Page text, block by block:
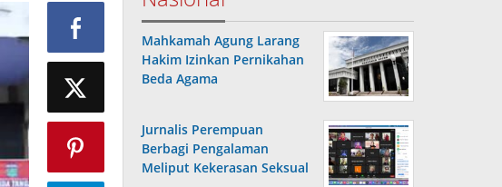
Mahkamah Agung Larang
Hakim Izinkan Pernikahan
Beda Agama
Jurnalis Perempuan
Berbagi Pengalaman
Meliput Kekerasan Seksual